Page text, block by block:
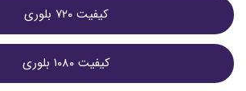
کيفيت ۷۲۰ بلوری
کيفيت ۱۰۸۰ بلوری